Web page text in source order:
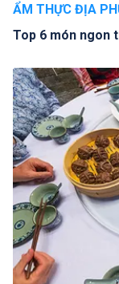
ẨM THỰC ĐỊA
Top 6 món ngon